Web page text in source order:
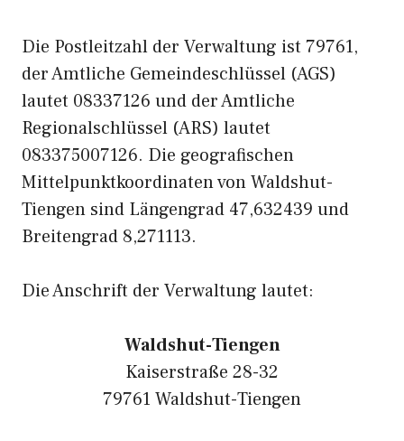
Die Postleitzahl der Verwaltung ist 79761,
der Amtliche Gemeindeschlüssel (AGS)
lautet 08337126 und der Amtliche
Regionalschlüssel (ARS) lautet
083375007126. Die geografischen
Mittelpunktkoordinaten von Waldshut-
Tiengen sind Längengrad 47,632439 und
Breitengrad 8,271113.
Die Anschrift der Verwaltung lautet:
Waldshut-Tiengen
Kaiserstraße 28-32
79761 Waldshut-Tiengen